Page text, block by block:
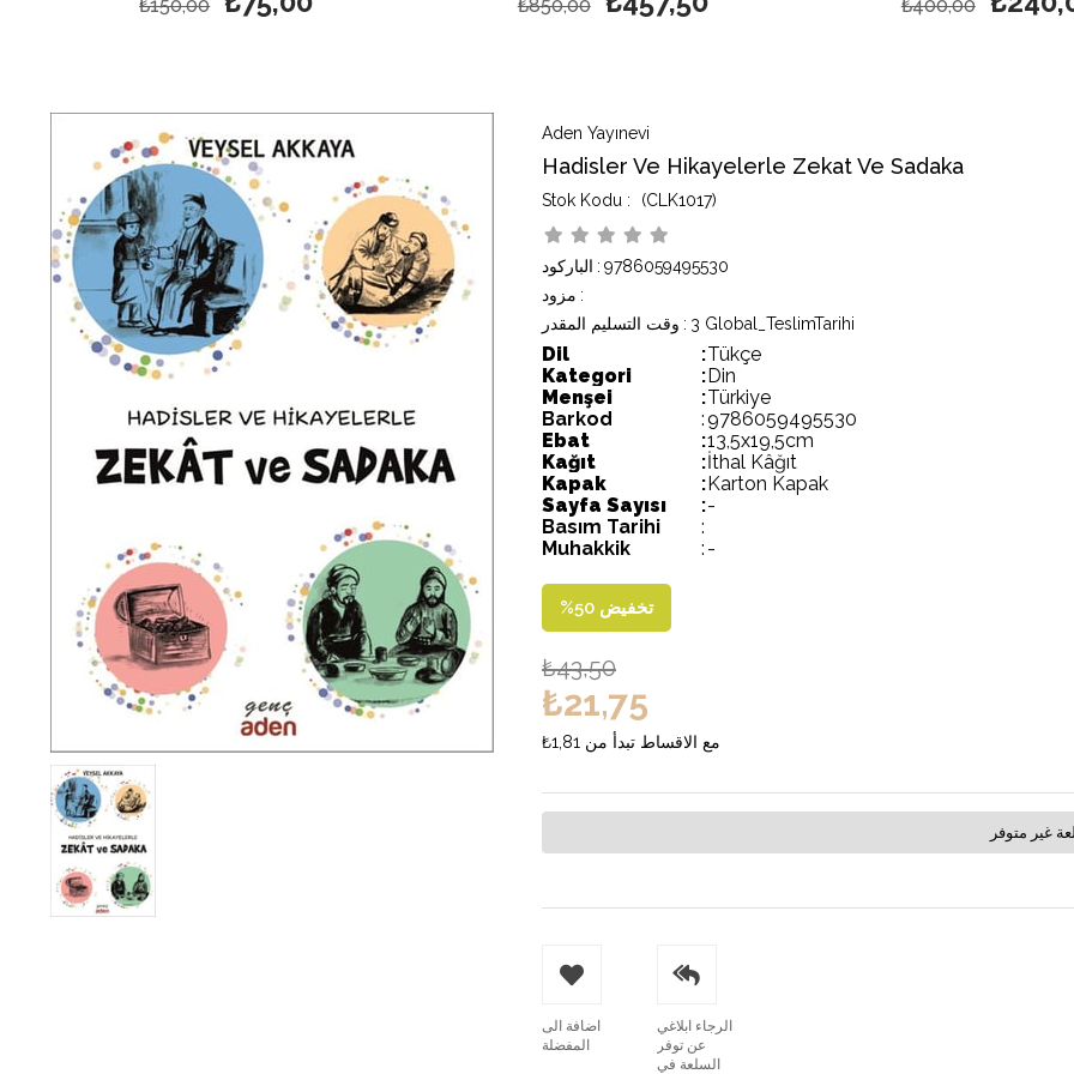
₺150,00 ₺850,00 ₺400,00
Aden Yayınevi
Hadisler Ve Hikayelerle Zekat Ve Sadaka
(CLK1017)
الباركود : 9786059495530
مزود :
وقت التسليم المقدر : 3 Global_TeslimTarihi
Dil :Tükçe
Kategori
:Din
Menşei
:Türkiye
Barkod
:9786059495530
Ebat
:13,5x19,5cm
Kağıt
:İthal Kâğıt
Kapak
:Karton Kapak
Sayfa Sayısı
:-
Basım Tarihi
:
Muhakkik
: -
%50 تخفيض
₺43,50
₺21,75
₺1,81 مع الاقساط تبدأ من
غير متوفر
اضافة الى
المفضلة
الرجاء ابلاغي
عن توفر
السلعة في